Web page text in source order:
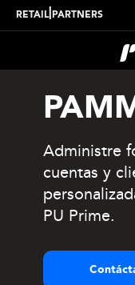
RETAIL PARTNERS
Administre
cuentas y
PU Prime.